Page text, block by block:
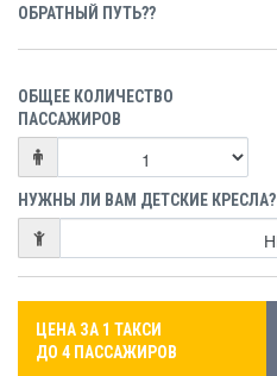
ОБРАТНЫЙ ПУТЬ??
ОБЩЕЕ КОЛИЧЕСТВО
ПАССАЖИРОВ
НУЖНЫ ЛИ ВАМ ДЕТСКИЕ КРЕСЛА?
ЦЕНА ЗА 1 ТАКСИ
ДО 4 ПАССАЖИРОВ